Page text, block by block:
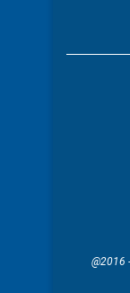
@2016